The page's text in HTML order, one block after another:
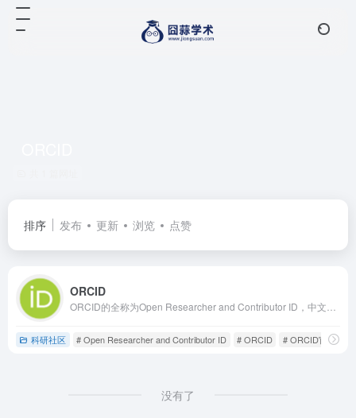
排序 发布 更新 浏览 点赞
ORCID
科研社区 # Open Researcher and Contributor ID # ORCID # ORCID官网
没有了